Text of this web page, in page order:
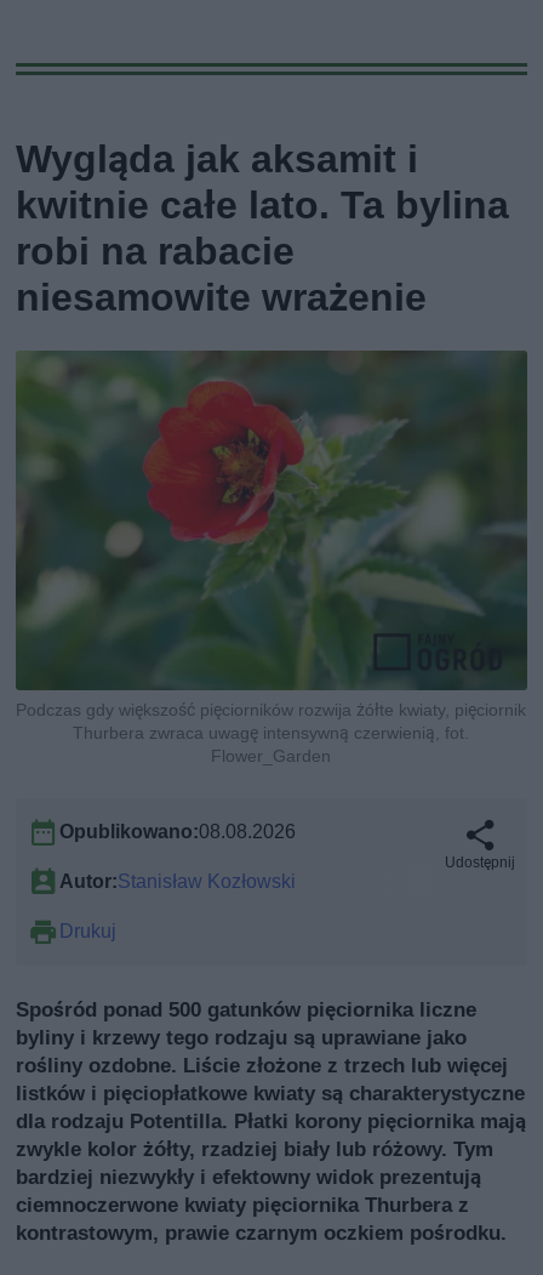
Wygląda jak aksamit i
kwitnie całe lato. Ta bylina
robi na rabacie
niesamowite wrażenie
Podczas gdy większość pięciorników rozwija żółte kwiaty, pięciornik
Thurbera zwraca uwagę intensywną czerwienią, fot.
Flower_Garden
Opublikowano:08.08.2026
Autor:Stanisław Kozłowski
Drukuj
Udostępnij
Spośród ponad 500 gatunków pięciornika liczne
byliny i krzewy tego rodzaju są uprawiane jako
rośliny ozdobne. Liście złożone z trzech lub więcej
listków i pięciopłatkowe kwiaty są charakterystyczne
dla rodzaju Potentilla. Płatki korony pięciornika mają
zwykle kolor żółty, rzadziej biały lub różowy. Tym
bardziej niezwykły i efektowny widok prezentują
ciemnoczerwone kwiaty pięciornika Thurbera z
kontrastowym, prawie czarnym oczkiem pośrodku.